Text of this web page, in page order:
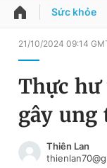
QUẢNG CÁO
Chuyên mục
Chuyên mục khác
Đổi mật khẩu
Tin đã lưu
Tin đã xem
Sức khỏe
21/10/2024 09:14
Thực hư
gây ung
Thiên Lan